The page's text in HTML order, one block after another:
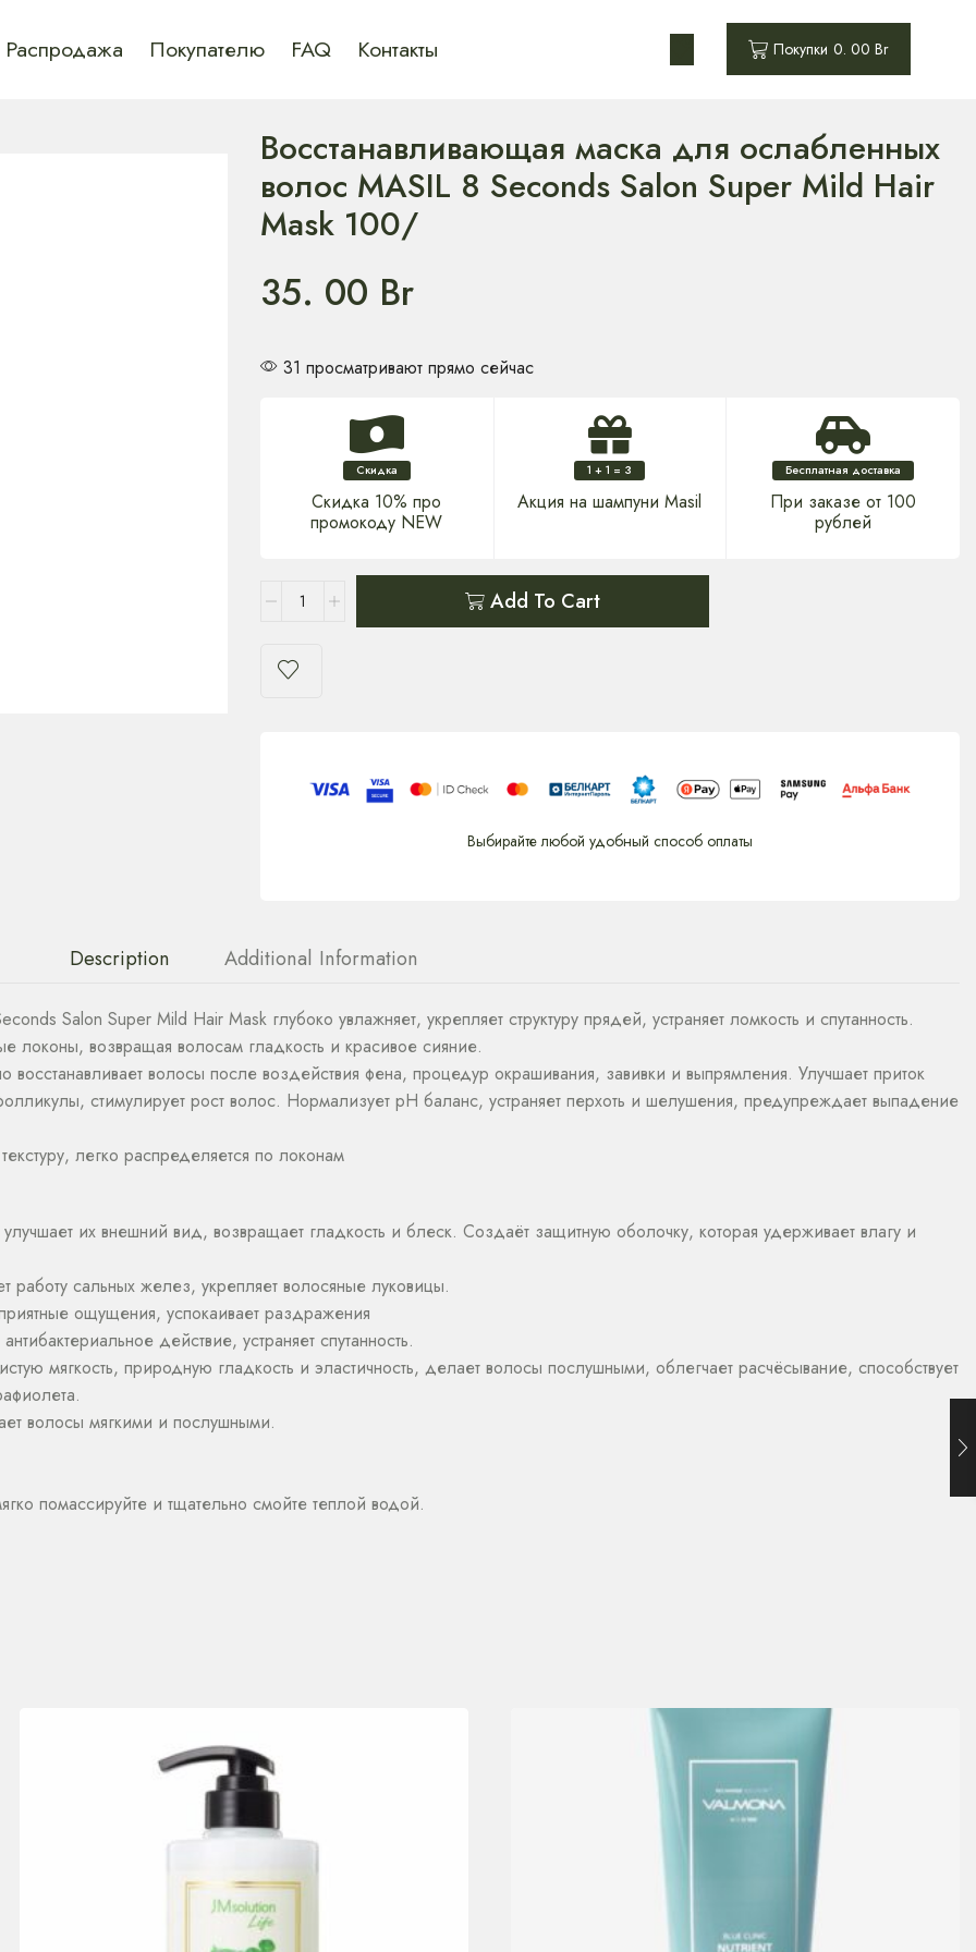
Распродажа Покупателю FAQ Контакты Покупки 0. 00Br
Восстанавливающая маска для ослабленных
волос MASIL 8 Seconds Salon Super Mild Hair
Mask 100/
35. 00 Br
31 просматривают прямо сейчас
Скидка
Скидка 10% про
промокоду NEW
1 + 1 = 3
Акция на шампуни Masil
Бесплатная доставка
При заказе от 100
рублей
Add To Cart
Выбирайте любой удобный способ оплаты
Description Additional Information
Salon Super Mild Hair Mask глубоко увлажняет, укрепляет структуру прядей, устраняет ломкость и спутанность.
возвращая волосам гладкость и красивое сияние.
волосы после воздействия фена, процедур окрашивания, завивки и выпрямления. Улучшает приток
стимулирует рост волос. Нормализует pH баланс, устраняет перхоть и шелушения, предупреждает выпадение
легко распределяется по локонам
их внешний вид, возвращает гладкость и блеск. Создаёт защитную оболочку, которая удерживает влагу и
работу сальных желез, укрепляет волосяные луковицы.
ощущения, успокаивает раздражения
действие, устраняет спутанность.
мягкость, природную гладкость и эластичность, делает волосы послушными, облегчает расчёсывание, способствует
волосы мягкими и послушными.
помассируйте и тщательно смойте теплой водой.